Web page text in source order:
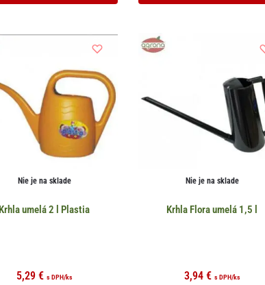
Nie je na sklade
Krhla umelá 2 l Plastia
5,29 € s DPH/ks
Nie je na sklade
Krhla Flora umelá 1,5 l
3,94 € s DPH/ks